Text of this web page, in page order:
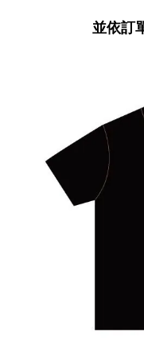
並依訂